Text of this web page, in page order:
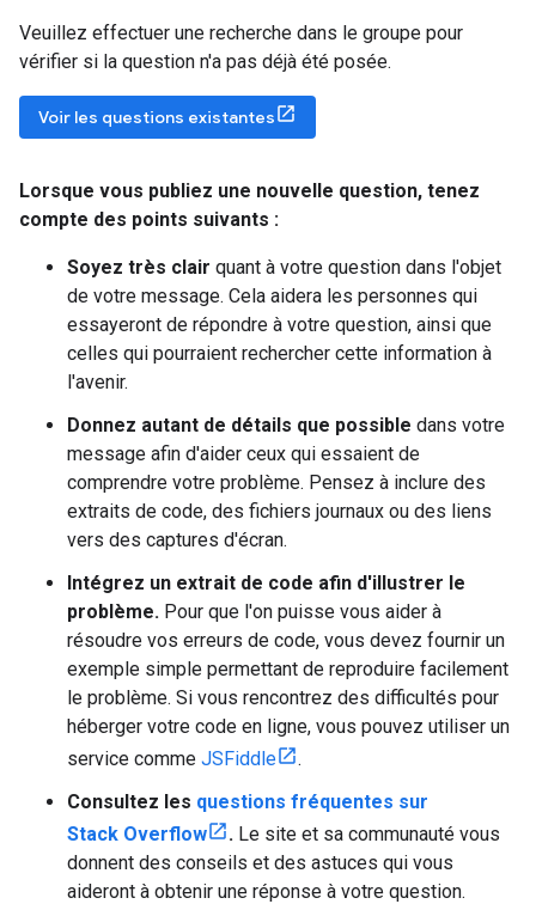
Veuillez effectuer une recherche dans le groupe pour
vérifier si la question n'a pas déjà été posée.
Voir les questions existantes
Lorsque vous publiez une nouvelle question, tenez
compte des points suivants :
Soyez très clair quant à votre question dans l'objet
de votre message. Cela aidera les personnes qui
essayeront de répondre à votre question, ainsi que
celles qui pourraient rechercher cette information à
l'avenir.
Donnez autant de détails que possible dans votre
message afin d'aider ceux qui essaient de
comprendre votre problème. Pensez à inclure des
extraits de code, des fichiers journaux ou des liens
vers des captures d'écran.
Intégrez un extrait de code afin d'illustrer le
problème. Pour que l'on puisse vous aider à
résoudre vos erreurs de code, vous devez fournir un
exemple simple permettant de reproduire facilement
le problème. Si vous rencontrez des difficultés pour
héberger votre code en ligne, vous pouvez utiliser un
service comme JSFiddle
.
Consultez les questions fréquentes sur
Stack Overflow
. Le site et sa communauté vous
donnent des conseils et des astuces qui vous
aideront à obtenir une réponse à votre question.